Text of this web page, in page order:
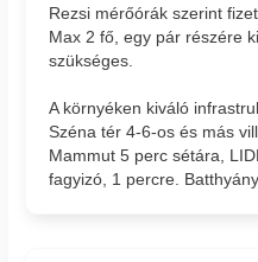
Rezsi mérőórák szerint
Max 2 fő, egy pár részére
szükséges.
A környéken kiváló
Széna tér 4-6-os és más
Mammut 5 perc sétára,
fagyizó, 1 percre.